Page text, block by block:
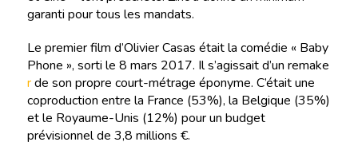
garanti pour tous les mandats.
Le premier film d’Olivier Casas était la comédie « Baby
Phone », sorti le 8 mars 2017. Il s’agissait d’un remake
rde son propre court-métrage éponyme. C’était une
coproduction entre la France (53%), la Belgique (35%)
et le Royaume-Unis (12%) pour un budget
prévisionnel de 3,8 millions €.